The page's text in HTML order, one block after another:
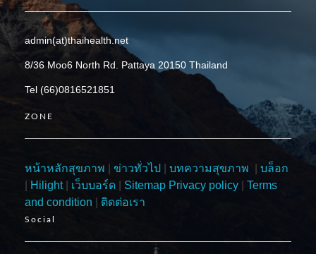
admin(at)thaihealth.net
8/36 Moo6 North Rd. Pattaya 20150 Thailand
Tel (66)0816521851
ZONE
หน้าหลักสุขภาพ ข่าวทั่วไป บทความสุขภาพ
บล็อก
Hilight| เว็บบอร์ด Sitemap Privacy policy
Terms
and condition
ติดต่อเรา
Social